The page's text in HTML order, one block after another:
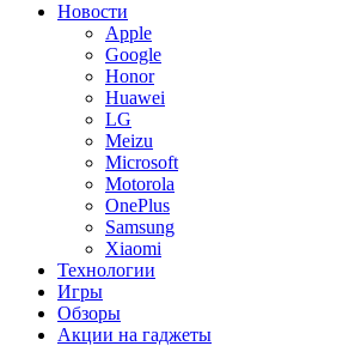
Новости
Apple
Google
Honor
Huawei
LG
Meizu
Microsoft
Motorola
OnePlus
Samsung
Xiaomi
Технологии
Игры
Обзоры
Акции на гаджеты